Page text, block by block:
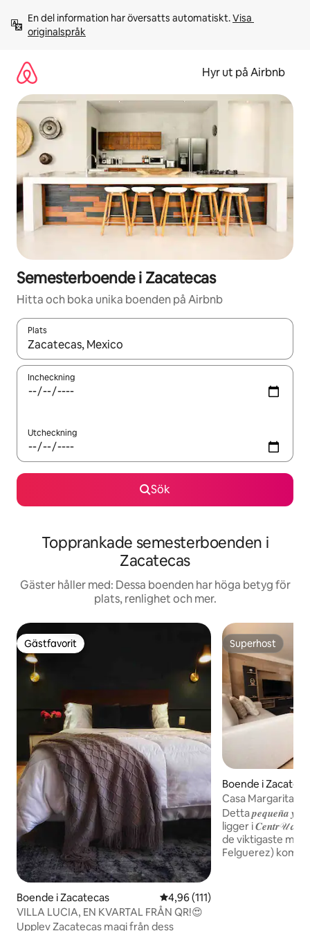
innehåll
En del information har översatts automatiskt. Visa
originalspråk
Hyr ut på Airbnb
Semesterboende i Zacatecas
Hitta och boka unika boenden på Airbnb
Plats
När resultaten är tillgängliga kan du navigera med upp- och
Incheckning
Utcheckning
Sök
Topprankade semesterboenden i
Zacatecas
Gäster håller med: Dessa boenden har höga betyg för
plats, renlighet och mer.
Gästfavorit
Gästfavorit
Boende i Zacatecas 4,96 av 5 i genomsnittligt
4,96 (111)
VILLA LUCIA, EN KVARTAL FRÅN QR!😍
Upplev Zacatecas magi från dess
Superhost
Superhost
Boende i
Casa Margarita.
Detta 𝒑𝒆𝒒𝒖𝒆𝒏̃𝒂 𝒚
ligger i 𝑪𝒆𝒏𝒕𝒓𝒰 𝒅𝒆
de viktigaste
Felguerez)